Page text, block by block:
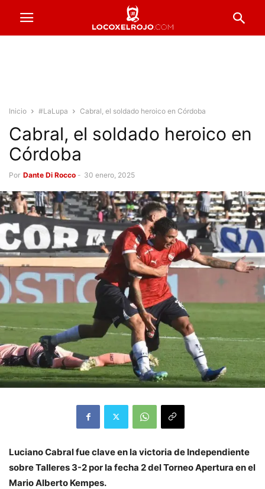
Inicio #LaLupa Cabral, el soldado heroico en Córdoba
Cabral, el soldado heroico en
Córdoba
Por Dante Di Rocco - 30 enero, 2025
Luciano Cabral fue clave en la victoria de Independiente
sobre Talleres 3-2 por la fecha 2 del Torneo Apertura en el
Mario Alberto Kempes.